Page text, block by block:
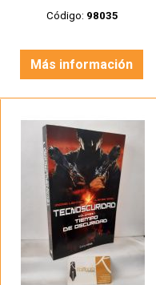
Código: 98035
Más información